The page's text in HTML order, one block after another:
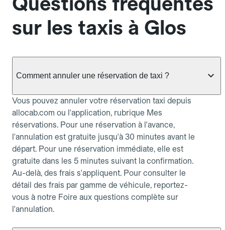
sur les taxis à Glos
Comment annuler une réservation de taxi ?
Vous pouvez annuler votre réservation taxi depuis
allocab.com ou l'application, rubrique Mes
réservations. Pour une réservation à l'avance,
l'annulation est gratuite jusqu'à 30 minutes avant le
départ. Pour une réservation immédiate, elle est
gratuite dans les 5 minutes suivant la confirmation.
Au-delà, des frais s'appliquent. Pour consulter le
détail des frais par gamme de véhicule, reportez-
vous à notre Foire aux questions complète sur
l'annulation.